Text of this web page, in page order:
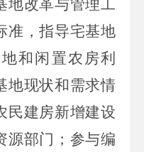
地改革与管理工
准，指导宅基地
和闲置农房利
地现状和需求情
民建房新增建设
源部门；参与编